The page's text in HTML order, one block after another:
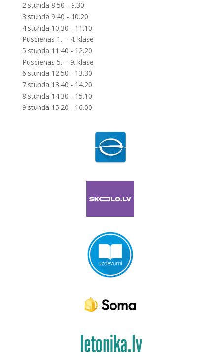
2.stunda 8.50 - 9.30
3.stunda 9.40 - 10.20
4.stunda 10.30 - 11.10
Pusdienas 1. – 4. klase
5.stunda 11.40 - 12.20
Pusdienas 5. – 9. klase
6.stunda 12.50 - 13.30
7.stunda 13.40 - 14.20
8.stunda 14.30 - 15.10
9.stunda 15.20 - 16.00